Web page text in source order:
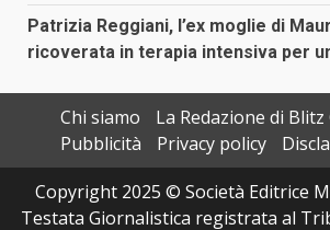
Patrizia Reggiani, l’ex moglie di
ricoverata in terapia intensiva per
Chi siamo
La Redazione di
Pubblicità
Privacy policy
Copyright 2025 © Società Editrice
Testata Giornalistica registrata al